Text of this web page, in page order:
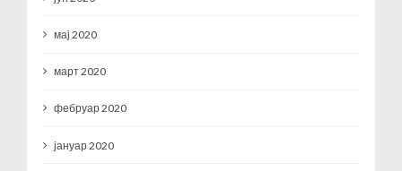
мај 2020
март 2020
фебруар 2020
јануар 2020